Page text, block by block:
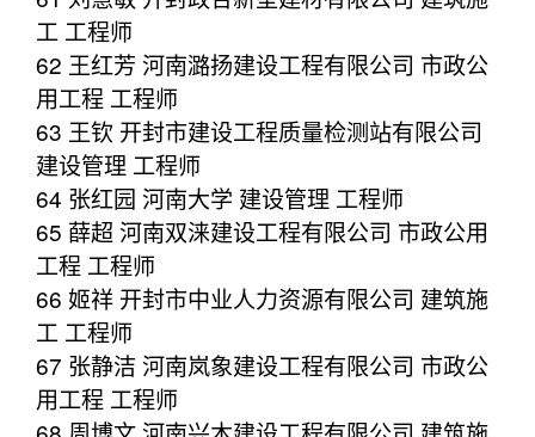
工 工程师
62 王红芳 河南潞扬建设工程有限公司 市政公
用工程 工程师
63 王钦 开封市建设工程质量检测站有限公司
建设管理 工程师
64 张红园 河南大学 建设管理 工程师
65 薛超 河南双涞建设工程有限公司 市政公用
工程 工程师
66 姬祥 开封市中业人力资源有限公司 建筑施
工 工程师
67 张静洁 河南岚象建设工程有限公司 市政公
用工程 工程师